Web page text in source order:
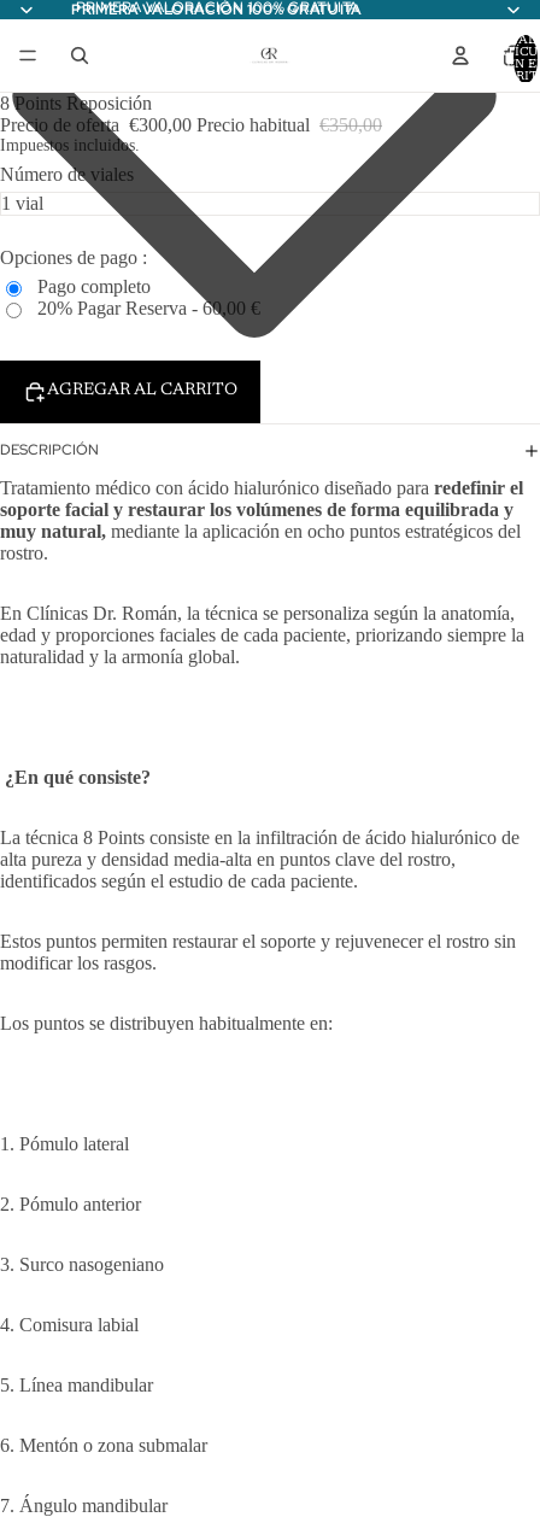
PRIMERA VALORACIÓN 100% GRATUITA
PRIMERA VALORACIÓN 100% GRATUITA
TOTAL
EN
8 Points Reposición
Precio de oferta €300,00 Precio habitual €350,00
Impuestos incluidos.
Número de viales
Opciones de pago :
Pago completo
20% Pagar Reserva - 60,00 €
AGREGAR AL CARRITO
DESCRIPCIÓN
Tratamiento médico con ácido hialurónico diseñado para redefinir el
soporte facial y restaurar los volúmenes de forma equilibrada y
muy natural, mediante la aplicación en ocho puntos estratégicos del
rostro.
En Clínicas Dr. Román, la técnica se personaliza según la anatomía,
edad y proporciones faciales de cada paciente, priorizando siempre la
naturalidad y la armonía global.
¿En qué consiste?
La técnica 8 Points consiste en la infiltración de ácido hialurónico de
alta pureza y densidad media-alta en puntos clave del rostro,
identificados según el estudio de cada paciente.
Estos puntos permiten restaurar el soporte y rejuvenecer el rostro sin
modificar los rasgos.
Los puntos se distribuyen habitualmente en:
1. Pómulo lateral
2. Pómulo anterior
3. Surco nasogeniano
4. Comisura labial
5. Línea mandibular
6. Mentón o zona submalar
7. Ángulo mandibular